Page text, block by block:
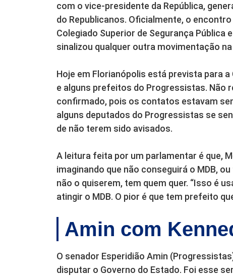
com o vice-presidente da República,
do Republicanos. Oficialmente, o
Colegiado Superior de Segurança Pública
sinalizou qualquer outra movimentação
Hoje em Florianópolis está prevista para
e alguns prefeitos do Progressistas. Não
confirmado, pois os contatos estavam
alguns deputados do Progressistas se
de não terem sido avisados.
A leitura feita por um parlamentar é que,
imaginando que não conseguirá o MDB,
não o quiserem, tem quem quer. “Isso é
atingir o MDB. O pior é que tem prefeito
Amin com
O senador Esperidião Amin
disputar o Governo do Estado. Foi esse